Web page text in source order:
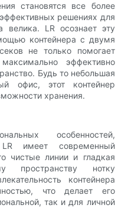
становятся все более
решениях для
велика. LR осознает эту
контейнера с двумя
не только помогает
эффективно
Будь то небольшая
офис, этот контейнер
хранения.
особенностей,
имеет современный
чистые линии и гладкая
пространству нотку
контейнера
что делает его
так и для личной